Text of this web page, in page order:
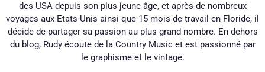
des USA depuis son plus jeune âge, et après de nombreux
voyages aux Etats-Unis ainsi que 15 mois de travail en Floride, il
décide de partager sa passion au plus grand nombre. En dehors
du blog, Rudy écoute de la Country Music et est passionné par
le graphisme et le vintage.